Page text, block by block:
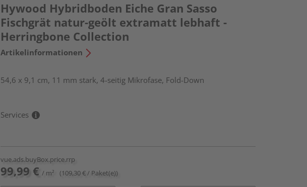
Hywood Hybridboden Eiche Gran Sasso
Fischgrät natur-geölt extramatt lebhaft -
Herringbone Collection
Artikelinformationen
54,6 x 9,1 cm, 11 mm stark, 4-seitig Mikrofase, Fold-Down
Services
vue.ads.buyBox.price.rrp
99,99 € / m² (109,30 € / Paket(e))